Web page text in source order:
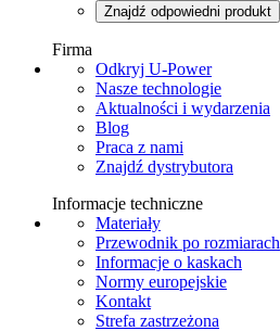
Znajdź odpowiedni produkt
Firma
Odkryj U-Power
Nasze technologie
Aktualności i wydarzenia
Blog
Praca z nami
Znajdź dystrybutora
Informacje techniczne
Materiały
Przewodnik po rozmiarach
Informacje o kaskach
Normy europejskie
Kontakt
Strefa zastrzeżona